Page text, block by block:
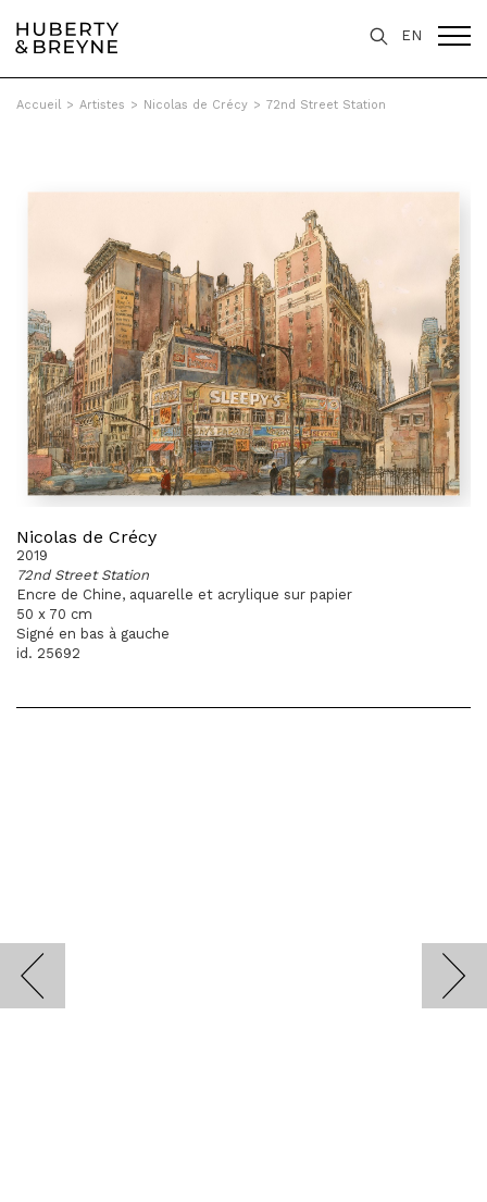
EN
Accueil > Artistes > Nicolas de Crécy > 72nd Street Station
Nicolas de Crécy
2019
72nd Street Station
Encre de Chine, aquarelle et acrylique sur papier
50 x 70 cm
Signé en bas à gauche
id. 25692